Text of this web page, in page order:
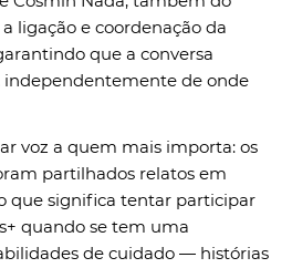
ligação e coordenação da
que a conversa
independentemente de onde
voz a quem mais importa: os
partilhados relatos em
que significa tentar participar
quando se tem uma
de cuidado — histórias